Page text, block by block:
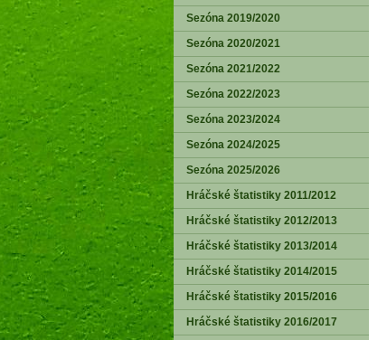
Sezóna 2019/2020
Sezóna 2020/2021
Sezóna 2021/2022
Sezóna 2022/2023
Sezóna 2023/2024
Sezóna 2024/2025
Sezóna 2025/2026
Hráčské štatistiky 2011/2012
Hráčské štatistiky 2012/2013
Hráčské štatistiky 2013/2014
Hráčské štatistiky 2014/2015
Hráčské štatistiky 2015/2016
Hráčské štatistiky 2016/2017